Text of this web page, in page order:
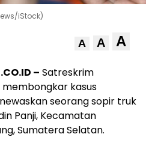
iStock)
A A A
– Satreskrim
kasus
seorang sopir truk
Panji, Kecamatan
Sumatera Selatan.